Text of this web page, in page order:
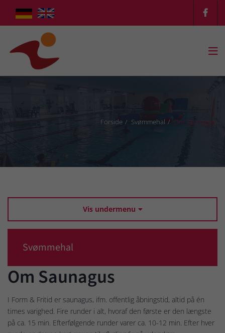

Forside Svømmehal Om Saunagus
Vis undermenu 
Svømmehal
Om Saunagus
I Form & Fritid er saunagus, ifm. offentlig åbningstid, altid på én
times varighed. Fire runder i alt, hvoraf den første er den længste
på ca. 15 min. Efterfølgende runder varer ca. 10-12 min. Efter hver